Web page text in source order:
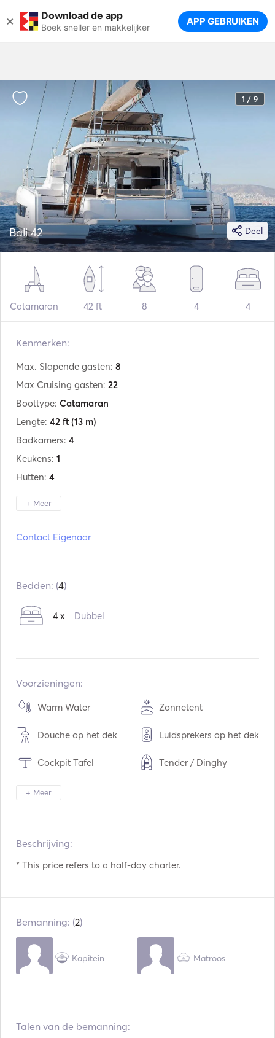
× Download de app
Boek sneller en makkelijker APP GEBRUIKEN
1 / 9
Deel
Bali 42
Catamaran 42 ft 8 4 4
Kenmerken:
Max. Slapende gasten: 8
Max Cruising gasten: 22
Boottype: Catamaran
Lengte: 42 ft (13 m)
Badkamers: 4
Keukens: 1
Hutten: 4
+ Meer
Motoren: 2 x 45hp
Consumptie:
7 L / Uur
Contact Eigenaar
Bedden: (4)
4 x Dubbel
Voorzieningen:
Warm Water Zonnetent
Douche op het dek Luidsprekers op het dek
Cockpit Tafel Tender / Dinghy
Zaklamp
Koelkast
Bestek / Glazen /
Autopiloot Spatborden
Brandblussers
+ Meer
Beschrijving:
* This price refers to a half-day charter.
Bemanning: (2)
Kapitein Matroos
Talen van de bemanning: